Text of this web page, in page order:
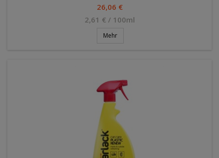
Preis
26,06 €
2,61 € / 100ml
Mehr